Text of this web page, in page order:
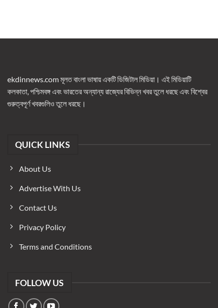
ekdinnews.com মূলত বাংলা ভাষায় একটি ডিজিটাল মিডিয়া। এই মিডিয়াটি
কলকাতা, পশ্চিমবঙ্গ এবং ভারতের অন্যান্য রাজ্যের বিভিন্ন খবর তুলে ধরছে এবং বিশ্বের
গুরুত্বপূর্ণ খবরগুলিও তুলে ধরছে।
QUICK LINKS
About Us
Advertise With Us
Contact Us
Privacy Policy
Terms and Conditions
FOLLOW US